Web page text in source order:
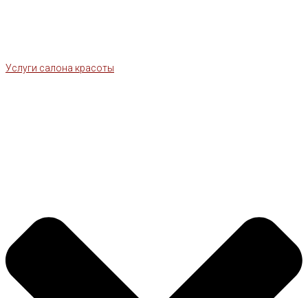
Услуги салона красоты